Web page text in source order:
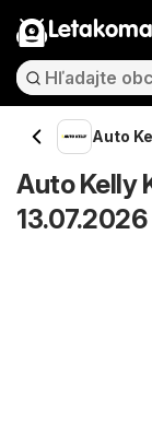
Auto
Auto Kelly
13.07.2026